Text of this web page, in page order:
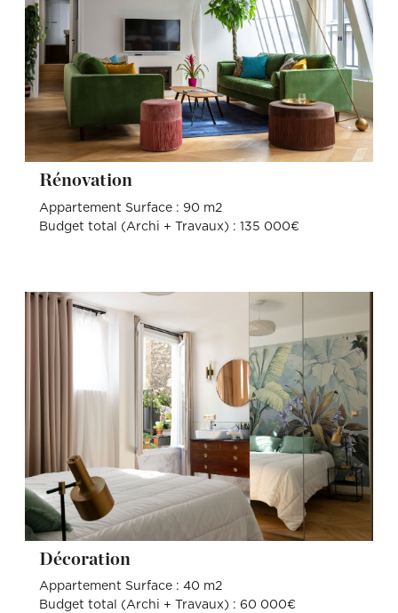
Rénovation
Appartement Surface : 90 m2
Budget total (Archi + Travaux) : 135 000€
Décoration
Appartement Surface : 40 m2
Budget total (Archi + Travaux) : 60 000€